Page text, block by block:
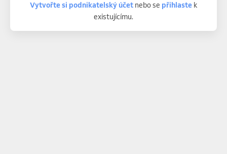
Vytvořte si podnikatelský účetnebo se přihlastek
existujícímu.